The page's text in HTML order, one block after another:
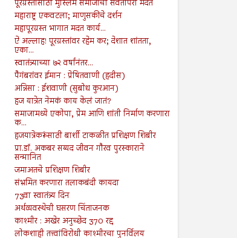
पूरग्रस्तांसाठी मुस्लिम समाजाची सर्वतोपरी मदत
महाराष्ट्र एकवटला; माणुसकीचे दर्शन
महापूरग्रस्त भागात मदत कार्य...
ऐ अल्लाह! पूरग्रस्तांवर रहेम कर; देशात शांतता,
एका...
स्वातंत्र्याच्या ७२ वर्षांनंतर...
पैगंबरांवर ईमान : प्रेषितवाणी (हदीस)
अन्निसा : ईशवाणी (सुबोध कुरआन)
हज यात्रेत नेमकं काय केलं जातं?
समाजामध्ये एकोपा, प्रेम आणि शांती निर्माण करणारा
क...
हजयात्रेकरूंसाठी बार्शी टाकळीत प्रशिक्षण शिबीर
प्रा.डॉ. अकबर सय्यद जीवन गौरव पुरस्काराने
सन्मानित
जमाअतचे प्रशिक्षण शिबीर
संभ्रमित करणारा तलाकबंदी कायदा
73वा स्वातंत्र्य दिन
अर्थव्यवस्थेची घसरण चिंताजनक
काश्मीर : अखेर अनुच्छेद 370 रद्द
लोकशाही तत्त्वांविरोधी काश्मीरचा पुनर्विलय